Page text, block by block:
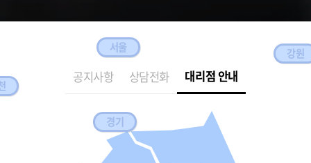
공지사항 상담전화 대리점 안내
서울 강원
경기